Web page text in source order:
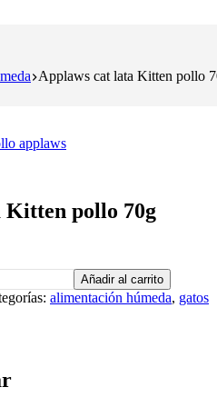
Applaws cat lata Kitten pollo
Kitten pollo 70g
Añadir al carrito
alimentación húmeda, gatos